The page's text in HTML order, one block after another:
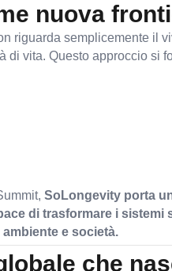
nuova
riguarda semplicemente il
di vita. Questo approccio si
SoLongevity porta
di trasformare i sistemi
e società.
che